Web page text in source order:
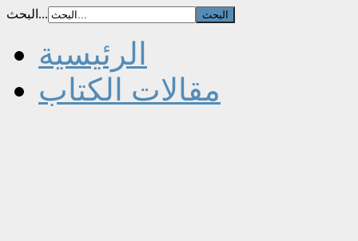
البحث...
الرئيسية
مقالات الكتاب